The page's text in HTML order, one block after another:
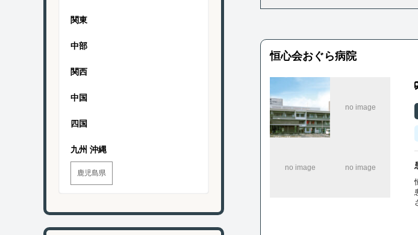
関東
中部
関西
中国
四国
九州 沖縄
鹿児島県
恒心会おぐら病院